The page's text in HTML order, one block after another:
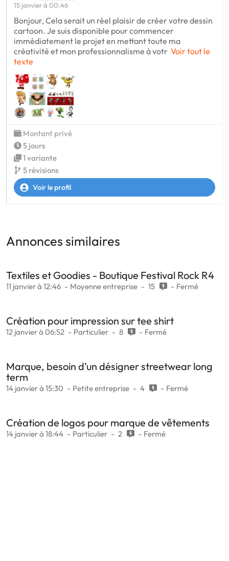
15 janvier à 00:46
Bonjour, Cela serait un réel plaisir de créer votre dessin
cartoon. Je suis disponible pour commencer
immédiatement le projet en mettant toute ma
créativité et mon professionnalisme à votr Voir tout le
texte
Montant privé
5 jours
1 variante
5 révisions
Voir le profil
Annonces similaires
Textiles et Goodies - Boutique Festival Rock R4
11 janvier à 12:46 Moyenne entreprise 15 Fermé
Création pour impression sur tee shirt
12 janvier à 06:52 Particulier 8 Fermé
Marque, besoin d’un désigner streetwear long
term
14 janvier à 15:30 Petite entreprise 4 Fermé
Création de logos pour marque de vêtements
14 janvier à 18:44 Particulier 2 Fermé